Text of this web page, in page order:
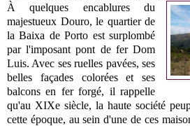
À quelques encablures du
majestueux Douro, le quartier de
la Baixa de Porto est surplombé
par l'imposant pont de fer Dom
Luis. Avec ses ruelles pavées, ses
belles façades colorées et ses
balcons en fer forgé, il rappelle
qu'au XIXe siècle, la haute société
cette époque, au sein d'une de ces